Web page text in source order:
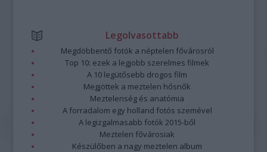
Legolvasottabb
Megdöbbentő fotók a néptelen fővárosról
Top 10: ezek a legjobb szerelmes filmek
A 10 legütősebb drogos film
Megjöttek a meztelen hősnők
Meztelenség és anatómia
A forradalom egy holland fotós szemével
A legizgalmasabb fotók 2015-ből
Meztelen fővárosiak
Készülőben a nagy meztelen album